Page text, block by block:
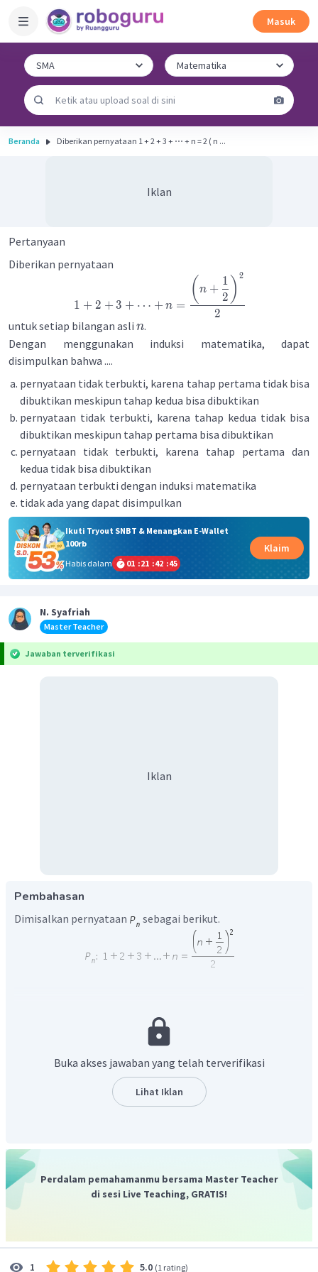
Masuk
Beranda Diberikan pernyataan 1 + 2 + 3 + ⋯ + n = 2 ( n ...
Iklan
Pertanyaan
Diberikan pernyataan
1 + 2 +3 + ⋯ + n =
2
( n +
2
1 ) 2
untuk setiap bilangan asli n.
Dengan menggunakan induksi matematika, dapat
disimpulkan bahwa ....
pernyataan tidak terbukti, karena tahap pertama tidak bisa
dibuktikan meskipun tahap kedua bisa dibuktikan
pernyataan tidak terbukti, karena tahap kedua tidak bisa
dibuktikan meskipun tahap pertama bisa dibuktikan
pernyataan tidak terbukti, karena tahap pertama dan
kedua tidak bisa dibuktikan
pernyataan terbukti dengan induksi matematika
tidak ada yang dapat disimpulkan
Ikuti Tryout SNBT & Menangkan E-Wallet
100rb
Habis dalam
01 :21 :42 :45
Klaim
N. Syafriah
Master Teacher
Jawaban terverifikasi
Iklan
Pembahasan
Dimisalkan pernyataan sebagai berikut.
Karena akan dibuktikan pernyataan untuk setiap bilangan
, langkah pertamanya adalah buktikan
LANGKAH 1: Buktikan
Perhatikan pernyataan
sebagai berikut!
untuk setiap bilangan asli
.
Buka akses jawaban yang telah terverifikasi
Lihat Iklan
Perdalam pemahamanmu bersama Master Teacher
di sesi Live Teaching, GRATIS!
1 5.0 (1 rating)